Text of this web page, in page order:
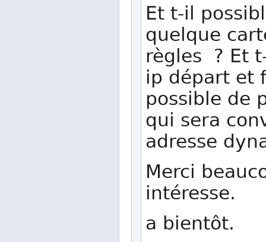
Et t-il
quelque
règles ? Et
ip départ et
possible de
qui sera
adresse
Merci
intéresse.
a bientôt.